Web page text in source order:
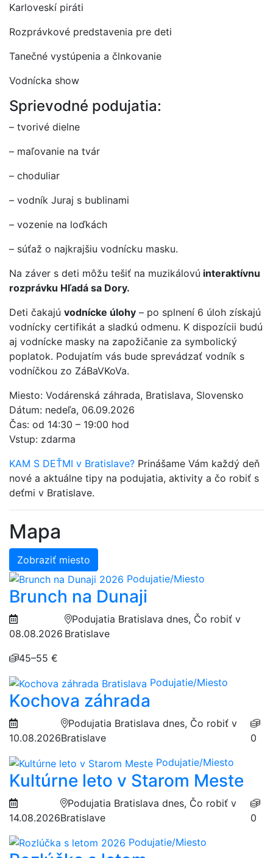
Karloveskí piráti
Rozprávkové predstavenia pre deti
Tanečné vystúpenia a člnkovanie
Vodnícka show
Sprievodné podujatia:
– tvorivé dielne
– maľovanie na tvár
– choduliar
– vodník Juraj s bublinami
– vozenie na loďkách
– súťaž o najkrajšiu vodnícku masku.
Na záver s deti môžu tešiť na muzikálovú interaktívnu
rozprávku Hľadá sa Dory.
Deti čakajú vodnícke úlohy – po splnení 6 úloh získajú
vodnícky certifikát a sladkú odmenu. K dispozícii budú
aj vodnícke masky na zapožičanie za symbolický
poplatok. Podujatím vás bude sprevádzať vodník s
vodníčkou zo ZáBaVKoVa.
Miesto: Vodárenská záhrada, Bratislava, Slovensko
Dátum: nedeľa, 06.09.2026
Čas: od 14:30 – 19:00 hod
Vstup: zdarma
KAM S DEŤMI v Bratislave? Prinášame Vám každý deň
nové a aktuálne tipy na podujatia, aktivity a čo robiť s
deťmi v Bratislave.
Mapa
Zobraziť miesto
Podujatie/Miesto
Brunch na Dunaji
08.08.2026
Podujatia Bratislava dnes, Čo robiť v
Bratislave
45–55 €
Podujatie/Miesto
Kochova záhrada
10.08.2026
Podujatia Bratislava dnes, Čo robiť v
Bratislave
0
Podujatie/Miesto
Kultúrne leto v Starom Meste
14.08.2026
Podujatia Bratislava dnes, Čo robiť v
Bratislave
0
Podujatie/Miesto